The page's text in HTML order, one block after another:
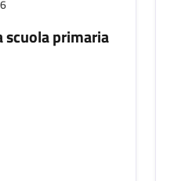
scuola primaria